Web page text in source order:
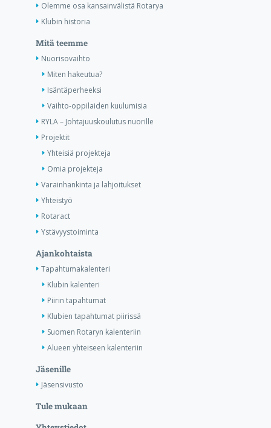
Olemme osa kansainvälistä Rotarya
Klubin historia
Mitä teemme
Nuorisovaihto
Miten hakeutua?
Isäntäperheeksi
Vaihto-oppilaiden kuulumisia
RYLA – Johtajuuskoulutus nuorille
Projektit
Yhteisiä projekteja
Omia projekteja
Varainhankinta ja lahjoitukset
Yhteistyö
Rotaract
Ystävyystoiminta
Ajankohtaista
Tapahtumakalenteri
Klubin kalenteri
Piirin tapahtumat
Klubien tapahtumat piirissä
Suomen Rotaryn kalenteriin
Alueen yhteiseen kalenteriin
Jäsenille
Jäsensivusto
Tule mukaan